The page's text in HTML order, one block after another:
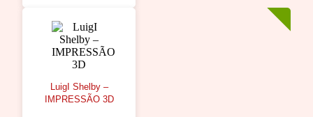
LuigI Shelby –
IMPRESSÃO 3D